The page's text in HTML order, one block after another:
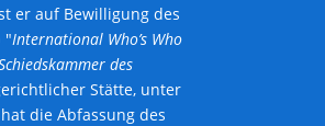
er auf Bewilligung des
"International Who’s Who
des
Stätte, unter
die Abfassung des